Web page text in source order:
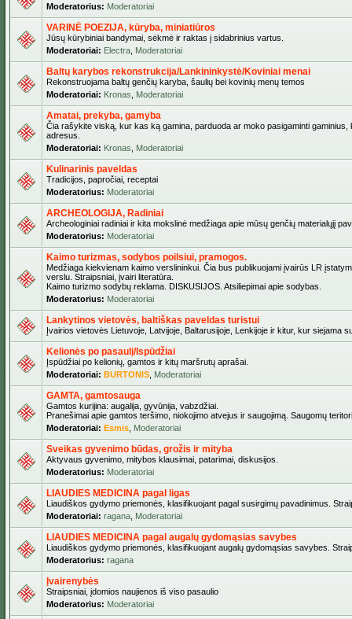
Moderatorius: Moderatoriai
VARINĖ POEZIJA, kūryba, miniatiūros
Jūsų kūrybiniai bandymai, sėkmė ir raktas į sidabrinius vartus.
Moderatoriai: Electra Moderatoriai
Baltų karybos rekonstrukcija/Lankininkystė/Koviniai menai
Rekonstruojama baltų genčių karyba, šaulių bei kovinių menų temos
Moderatoriai: Kronas Moderatoriai
Amatai, prekyba, gamyba
Čia rašykite viską, kur kas ką gamina, parduoda ar moko pasigaminti
adresus.
Moderatoriai: Kronas Moderatoriai
Kulinarinis paveldas
Tradicijos, papročiai, receptai
Moderatorius: Moderatoriai
ARCHEOLOGIJA, Radiniai
Archeologiniai radiniai ir kita mokslinė medžiaga apie mūsų genčių materialųjį
Moderatorius: Moderatoriai
Kaimo turizmas, sodybos poilsiui, pramogos.
Medžiaga kiekvienam kaimo verslininkui. Čia bus publikuojami įvairūs LR
verslu. Straipsniai, įvairi literatūra.
Kaimo turizmo sodybų reklama. DISKUSIJOS. Atsiliepimai apie sodybas.
Moderatorius: Moderatoriai
Lankytinos vietovės, baltiškas paveldas turistui
Įvairios vietovės Lietuvoje, Latvijoje, Baltarusijoje, Lenkijoje ir kitur, kur siejama
Kelionės po pasaulį/Ispūdžiai
Įspūdžiai po kelionių, gamtos ir kitų maršrutų aprašai.
Moderatoriai: BURTONIS Moderatoriai
GAMTA, gamtosauga
Gamtos kurijina: augalija, gyvūnija, vabzdžiai.
Pranešimai apie gamtos teršimo, niokojimo atvejus ir saugojimą. Saugomų
Moderatoriai: Esmis Moderatoriai
Sveikas gyvenimo būdas, grožis ir mityba
Aktyvaus gyvenimo, mitybos klausimai, patarimai, diskusijos.
Moderatorius: Moderatoriai
LIAUDIES MEDICINA pagal ligas
Liaudiškos gydymo priemonės, klasifikuojant pagal susirgimų pavadinimus.
Moderatoriai: ragana Moderatoriai
LIAUDIES MEDICINA pagal augalų gydomąsias savybes
Liaudiškos gydymo priemonės, klasifikuojant augalų gydomąsias savybes.
Moderatorius: ragana
Įvairenybės
Straipsniai, įdomios naujienos iš viso pasaulio
Moderatorius: Moderatoriai